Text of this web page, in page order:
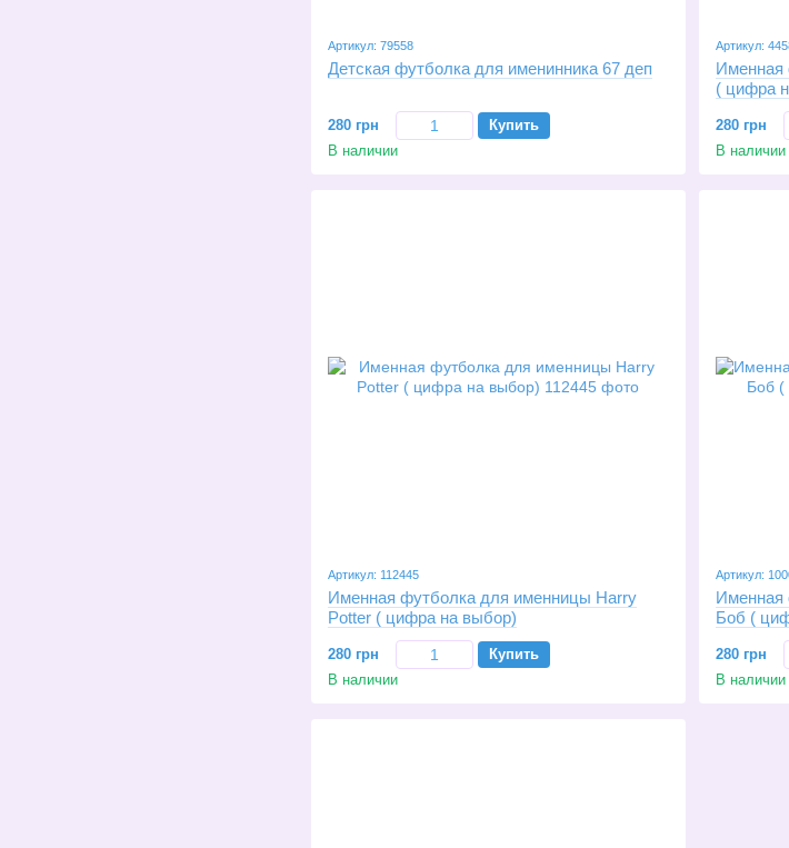
Артикул: 79558
Детская футболка для именинника 67 деп
280 грн
Купить
В наличии
Артикул:
Именная
( цифра
280 грн
В наличии
Артикул: 112445
Именная футболка для именницы Harry
Potter ( цифра на выбор)
280 грн
Купить
В наличии
Артикул:
Именная
Боб (
280 грн
В наличии